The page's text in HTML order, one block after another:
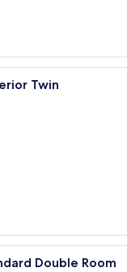
고급 침구,
Twin
고급 침구,
Double Room